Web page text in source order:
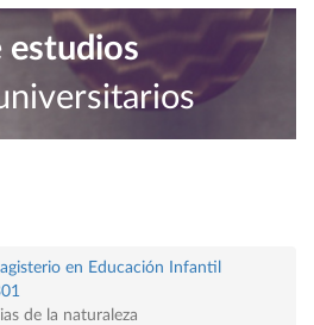
estudios
en Educación Infantil
de la naturaleza